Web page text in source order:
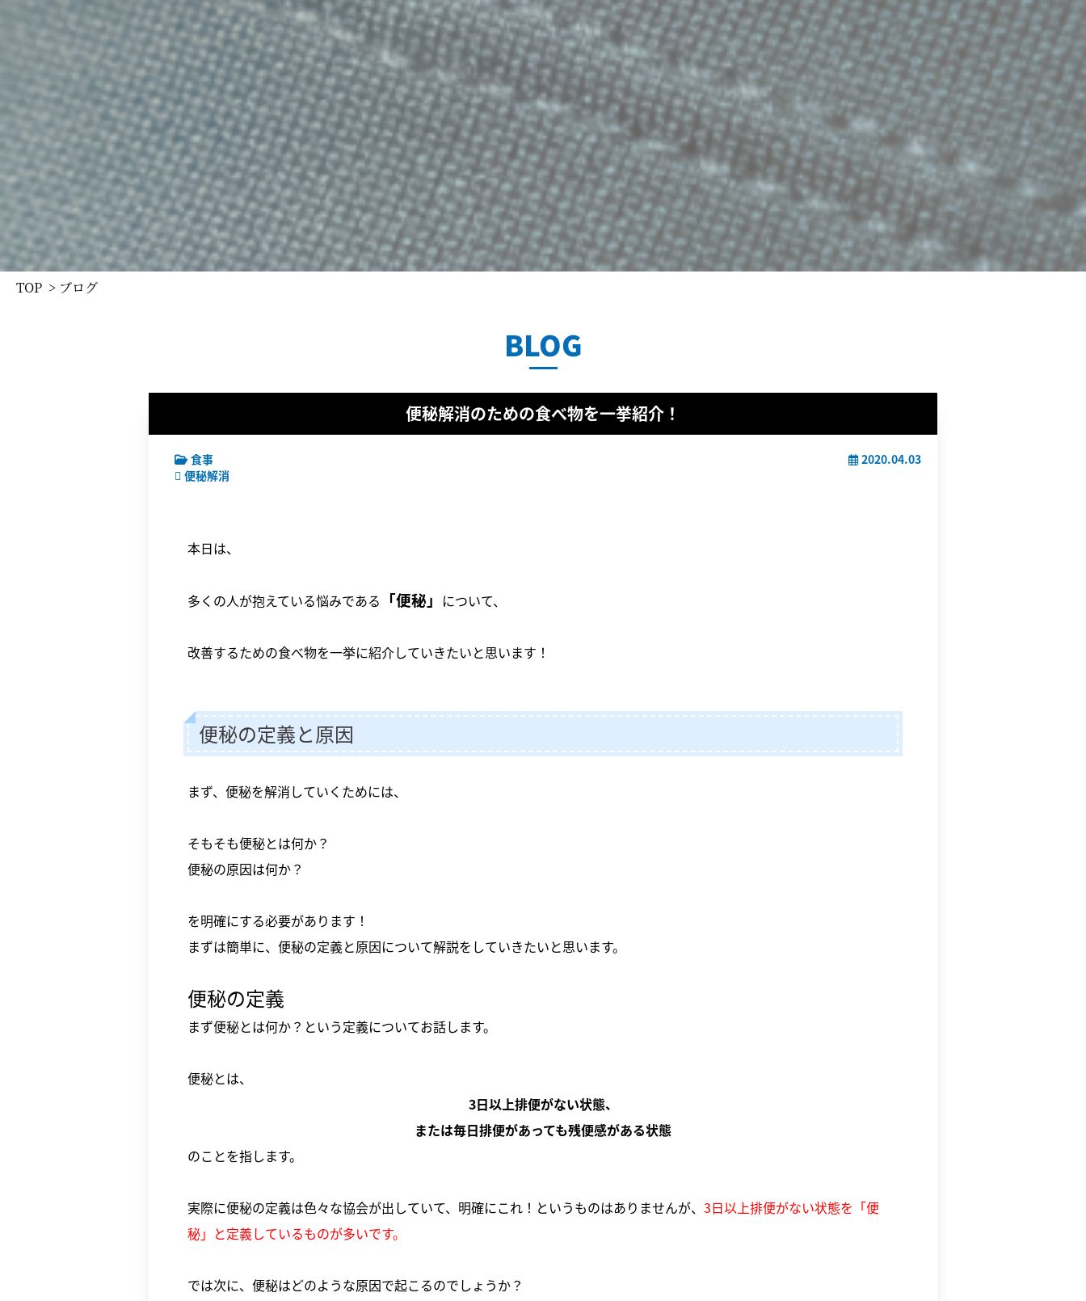
TOP > ブログ
BLOG
便秘解消のための食べ物を一挙紹介！
食事
便秘解消
2020.04.03
本日は、
多くの人が抱えている悩みである 「便秘」 について、
改善するための食べ物を一挙に紹介していきたいと思います！
便秘の定義と原因
まず、便秘を解消していくためには、
そもそも便秘とは何か？
便秘の原因は何か？
を明確にする必要があります！
まずは簡単に、便秘の定義と原因について解説をしていきたいと思います。
便秘の定義
まず便秘とは何か？という定義についてお話します。
便秘とは、
3日以上排便がない状態、
または毎日排便があっても残便感がある状態
のことを指します。
実際に便秘の定義は色々な協会が出していて、明確にこれ！というものはありませんが、 3日以上排便がない状態を「便
秘」と定義しているものが多いです。
では次に、便秘はどのような原因で起こるのでしょうか？